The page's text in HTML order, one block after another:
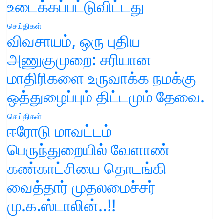
உடைக்கப்பட்டுவிட்டது
செய்திகள்
விவசாயம், ஒரு புதிய
அணுகுமுறை: சரியான
மாதிரிகளை உருவாக்க நமக்கு
ஒத்துழைப்பும் திட்டமும் தேவை.
செய்திகள்
ஈரோடு மாவட்டம்
பெருந்துறையில் வேளாண்
கண்காட்சியை தொடங்கி
வைத்தார் முதலமைச்சர்
மு.க.ஸ்டாலின்..!!